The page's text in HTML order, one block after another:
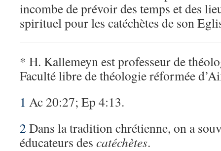
incombe de prévoir des temps et des
spirituel pour les catéchètes de son
* H. Kallemeyn est professeur de
Faculté libre de théologie réformée
1 Ac 20:27; Ep 4:13.
2 Dans la tradition chrétienne, on a
éducateurs des catéchètes.